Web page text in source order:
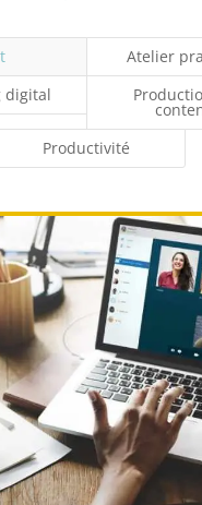
Atelier
digital
Productivité